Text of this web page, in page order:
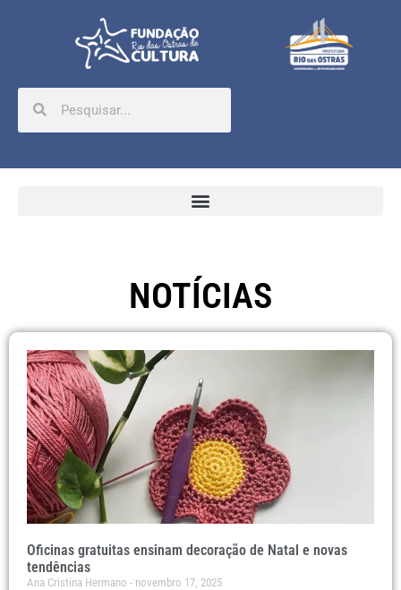
NOTÍCIAS
Oficinas gratuitas ensinam decoração de Natal e novas
tendências
Ana Cristina Hermano novembro 17, 2025